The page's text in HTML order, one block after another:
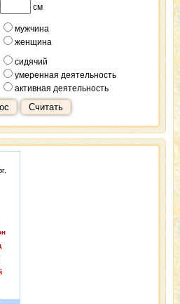
см
мужчина
женщина
сидячий
умеренная деятельность
активная деятельность
Считать